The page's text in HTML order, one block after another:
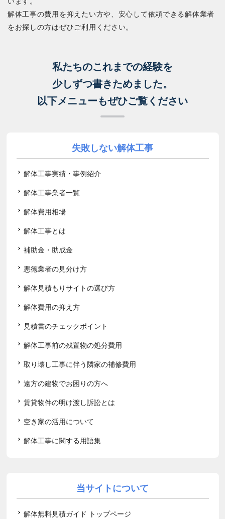
解体工事の費用を抑えたい方や、安心して依頼できる解体業者
をお探しの方はぜひご利用ください。
私たちのこれまでの経験を
少しずつ書きためました。
以下メニューもぜひご覧ください
失敗しない解体工事
解体工事実績・事例紹介
解体工事業者一覧
解体費用相場
解体工事とは
補助金・助成金
悪徳業者の見分け方
解体見積もりサイトの選び方
解体費用の抑え方
見積書のチェックポイント
解体工事前の残置物の処分費用
取り壊し工事に伴う隣家の補修費用
遠方の建物でお困りの方へ
賃貸物件の明け渡し訴訟とは
空き家の活用について
解体工事に関する用語集
当サイトについて
解体無料見積ガイド トップページ